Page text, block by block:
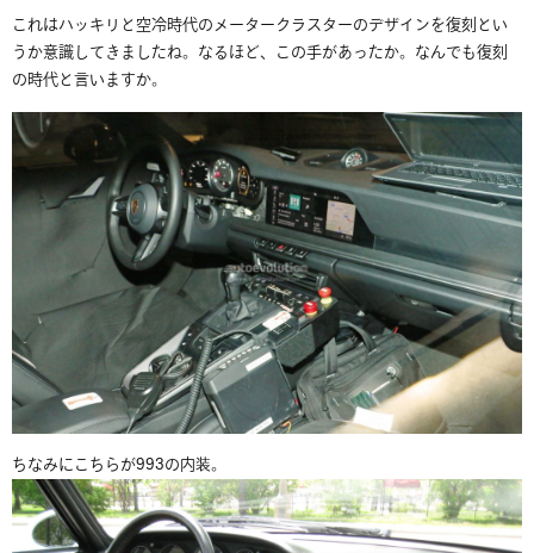
これはハッキリと空冷時代のメータークラスターのデザインを復刻とい
うか意識してきましたね。なるほど、この手があったか。なんでも復刻
の時代と言いますか。
ちなみにこちらが993の内装。